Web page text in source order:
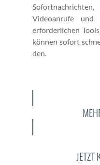
Videoan­rufe und
erforder­lichen
kön­nen sofort
den.
JETZT